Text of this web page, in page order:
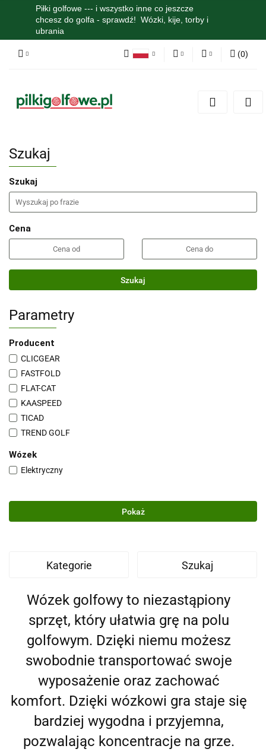
Piłki golfowe --- i wszystko inne co jeszcze
chcesz do golfa - sprawdź! Wózki, kije, torby i
ubrania
English
(0)
Szukaj
Szukaj
Cena
Szukaj
Parametry
Producent
CLICGEAR
FASTFOLD
FLAT-CAT
KAASPEED
TICAD
TREND GOLF
Wózek
Elektryczny
Pokaż
Kategorie Szukaj
Wózek golfowy to niezastąpiony
sprzęt, który ułatwia grę na polu
golfowym. Dzięki niemu możesz
swobodnie transportować swoje
wyposażenie oraz zachować
komfort. Dzięki wózkowi gra staje się
bardziej wygodna i przyjemna,
pozwalając koncentracje na grze.